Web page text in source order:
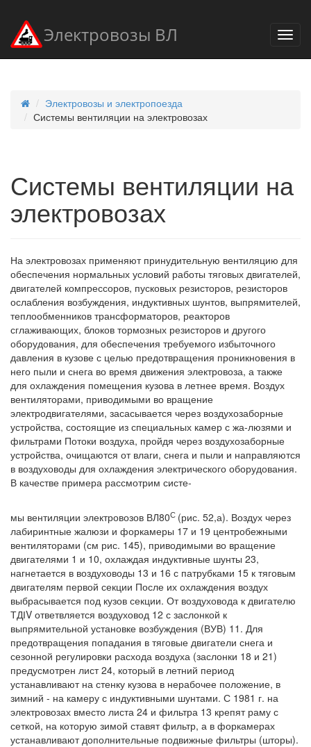
Электровозы ВЛ
Электровозы и электропоезда
Системы вентиляции на электровозах
Системы вентиляции на
электровозах
На электровозах применяют принудительную вентиляцию для
обеспечения нормальных условий работы тяговых двигателей,
двигателей компрессоров, пусковых резисторов, резисторов
ослабления возбуждения, индуктивных шунтов, выпрямителей,
теплообменников трансформаторов, реакторов
сглаживающих, блоков тормозных резисторов и другого
оборудования, для обеспечения требуемого избыточного
давления в кузове с целью предотвращения проникновения в
него пыли и снега во время движения электровоза, а также
для охлаждения помещения кузова в летнее время. Воздух
вентиляторами, приводимыми во вращение
электродвигателями, засасывается через воздухозаборные
устройства, состоящие из специальных камер с жа-люзями и
фильтрами Потоки воздуха, пройдя через воздухозаборные
устройства, очищаются от влаги, снега и пыли и направляются
в воздуховоды для охлаждения электрического оборудования.
В качестве примера рассмотрим систе-
мы вентиляции электровозов ВЛ80С (рис. 52,а). Воздух через
лабиринтные жалюзи и форкамеры 17 и 19 центробежными
вентиляторами (см рис. 145), приводимыми во вращение
двигателями 1 и 10, охлаждая индуктивные шунты 23,
нагнетается в воздуховоды 13 и 16 с патрубками 15 к тяговым
двигателям первой секции После их охлаждения воздух
выбрасывается под кузов секции. От воздуховода к двигателю
ТДІV ответвляется воздуховод 12 с заслонкой к
выпрямительной установке возбуждения (ВУВ) 11. Для
предотвращения попадания в тяговые двигатели снега и
сезонной регулировки расхода воздуха (заслонки 18 и 21)
предусмотрен лист 24, который в летний период
устанавливают на стенку кузова в нерабочее положение, в
зимний - на камеру с индуктивными шунтами. С 1981 г. на
электровозах вместо листа 24 и фильтра 13 крепят раму с
сеткой, на которую зимой ставят фильтр, а в форкамерах
устанавливают дополнительные подвижные фильтры (шторы).